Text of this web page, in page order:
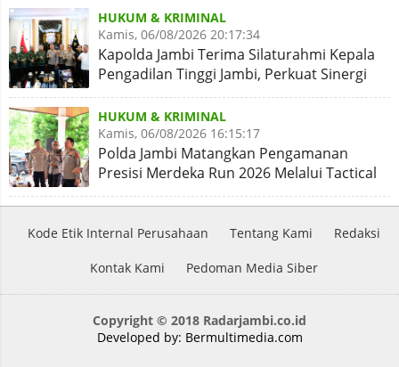
HUKUM & KRIMINAL
Kamis, 06/08/2026 20:17:34
Kapolda Jambi Terima Silaturahmi Kepala
Pengadilan Tinggi Jambi, Perkuat Sinergi
Antar Lembaga
HUKUM & KRIMINAL
Kamis, 06/08/2026 16:15:17
Polda Jambi Matangkan Pengamanan
Presisi Merdeka Run 2026 Melalui Tactical
Floor Game
Kode Etik Internal Perusahaan Tentang Kami Redaksi
Kontak Kami Pedoman Media Siber
Copyright © 2018 Radarjambi.co.id
Developed by: Bermultimedia.com